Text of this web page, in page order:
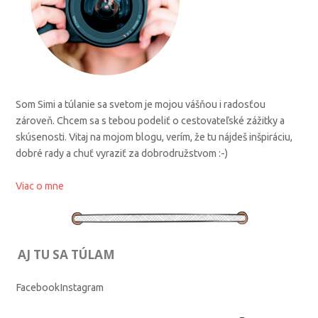
Som Simi a túlanie sa svetom je mojou vášňou i radosťou
zároveň. Chcem sa s tebou podeliť o cestovateľské zážitky a
skúsenosti. Vitaj na mojom blogu, verím, že tu nájdeš inšpiráciu,
dobré rady a chuť vyraziť za dobrodružstvom :-)
Viac o mne
AJ TU SA TÚLAM
FacebookInstagram